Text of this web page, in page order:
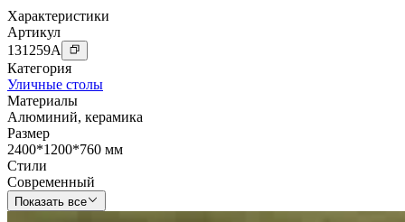
Характеристики
Артикул
131259A
Категория
Уличные столы
Материалы
Алюминий, керамика
Размер
2400*1200*760 мм
Стили
Современный
Показать все